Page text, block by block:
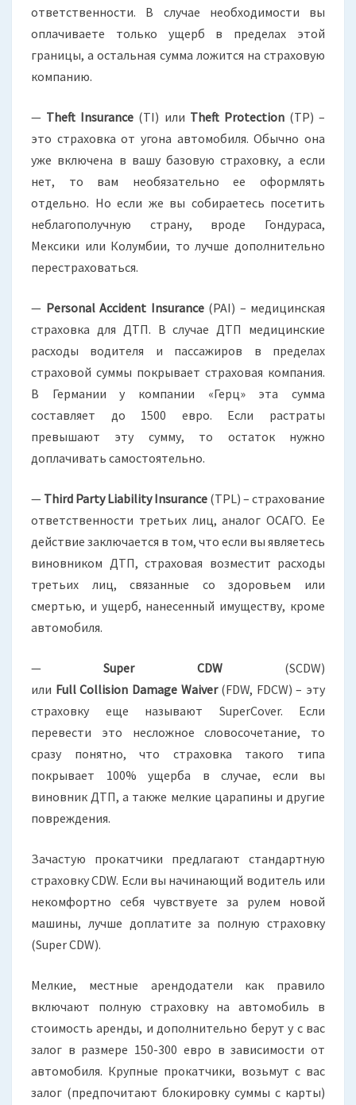
ответственности. В случае необходимости вы
оплачиваете только ущерб в пределах этой
границы, а остальная сумма ложится на страховую
компанию.
— Theft Insurance (TI) или Theft Protection(TP) –
это страховка от угона автомобиля. Обычно она
уже включена в вашу базовую страховку, а если
нет, то вам необязательно ее оформлять
отдельно. Но если же вы собираетесь посетить
неблагополучную страну, вроде Гондураса,
Мексики или Колумбии, то лучше дополнительно
перестраховаться.
— Personal Accident Insurance(PAI) – медицинская
страховка для ДТП. В случае ДТП медицинские
расходы водителя и пассажиров в пределах
страховой суммы покрывает страховая компания.
В Германии у компании «Герц» эта сумма
составляет до 1500 евро. Если растраты
превышают эту сумму, то остаток нужно
доплачивать самостоятельно.
— Third Party Liability Insurance (TPL) – страхование
ответственности третьих лиц, аналог ОСАГО. Ее
действие заключается в том, что если вы являетесь
виновником ДТП, страховая возместит расходы
третьих лиц, связанные со здоровьем или
смертью, и ущерб, нанесенный имуществу, кроме
автомобиля.
—Super CDW(SCDW)
или Full Collision Damage Waiver(FDW, FDCW) – эту
страховку еще называют SuperCover. Если
перевести это несложное словосочетание, то
сразу понятно, что страховка такого типа
покрывает 100% ущерба в случае, если вы
виновник ДТП, а также мелкие царапины и другие
повреждения.
Зачастую прокатчики предлагают стандартную
страховку CDW. Если вы начинающий водитель или
некомфортно себя чувствуете за рулем новой
машины, лучше доплатите за полную страховку
(Super CDW).
Мелкие, местные арендодатели как правило
включают полную страховку на автомобиль в
стоимость аренды, и дополнительно берут у с вас
залог в размере 150-300 евро в зависимости от
автомобиля. Крупные прокатчики, возьмут с вас
залог (предпочитают блокировку суммы с карты)